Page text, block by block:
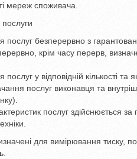
мереж споживача.
послуг безперервно з
крім часу перерв,
у відповідній кількості
послуг виконавця та
послуг здійснюється
для вимірювання тиску,